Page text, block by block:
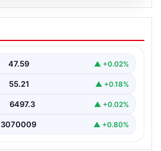
zaman açıklanacak?
belli oldu
47.59 ▲ +0.02%
55.21 ▲ +0.18%
6497.3 ▲ +0.02%
3070009 ▲ +0.80%